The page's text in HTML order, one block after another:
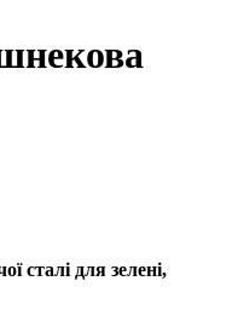
сталі для зелені,